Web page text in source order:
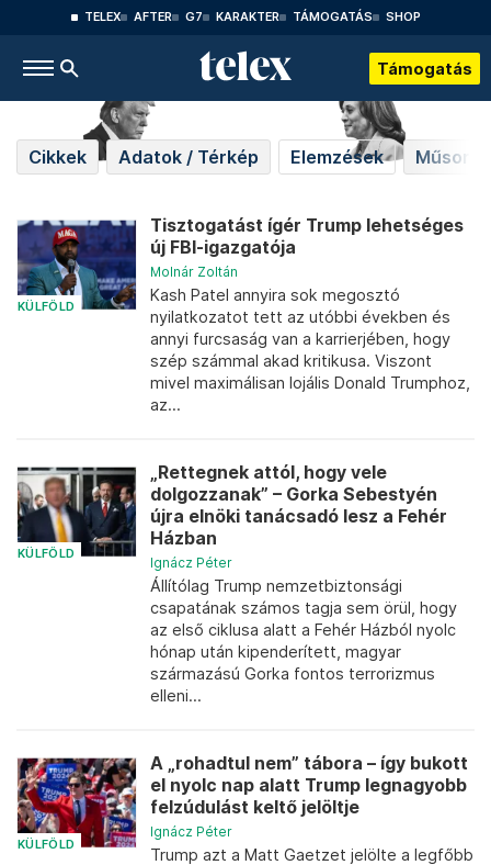
TELEX AFTER G7 KARAKTER TÁMOGATÁS SHOP
Támogatás
Cikkek Adatok / Térkép Elemzések Műsorok
KÜLFÖLD
Tisztogatást ígér Trump lehetséges
új FBI-igazgatója
Molnár Zoltán
Kash Patel annyira sok megosztó
nyilatkozatot tett az utóbbi években és
annyi furcsaság van a karrierjében, hogy
szép számmal akad kritikusa. Viszont
mivel maximálisan lojális Donald Trumphoz,
az...
KÜLFÖLD
„Rettegnek attól, hogy vele
dolgozzanak” – Gorka Sebestyén
újra elnöki tanácsadó lesz a Fehér
Házban
Ignácz Péter
Állítólag Trump nemzetbiztonsági
csapatának számos tagja sem örül, hogy
az első ciklusa alatt a Fehér Házból nyolc
hónap után kipenderített, magyar
származású Gorka fontos terrorizmus
elleni...
KÜLFÖLD
A „rohadtul nem” tábora – így bukott
el nyolc nap alatt Trump legnagyobb
felzúdulást keltő jelöltje
Ignácz Péter
Trump azt a Matt Gaetzet jelölte a legfőbb